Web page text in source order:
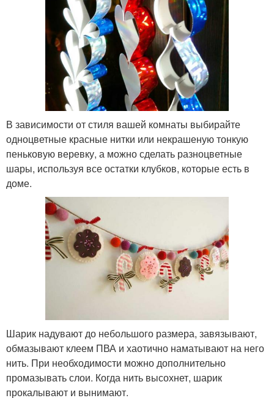
В зависимости от стиля вашей комнаты выбирайте
одноцветные красные нитки или некрашеную тонкую
пеньковую веревку, а можно сделать разноцветные
шары, используя все остатки клубков, которые есть в
доме.
Шарик надувают до небольшого размера, завязывают,
обмазывают клеем ПВА и хаотично наматывают на него
нить. При необходимости можно дополнительно
промазывать слои. Когда нить высохнет, шарик
прокалывают и вынимают.